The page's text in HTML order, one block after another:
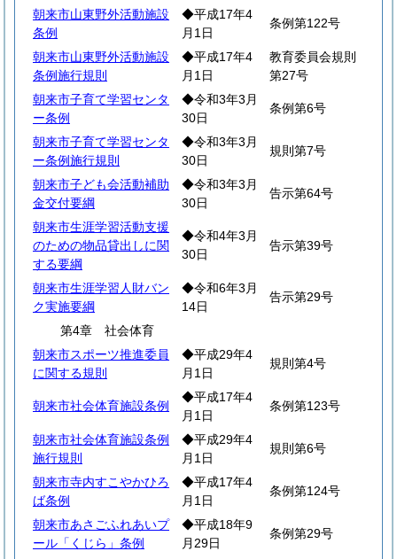
朝来市山東野外活動施設
条例
◆平成17年4
月1日
条例第122号
朝来市山東野外活動施設
条例施行規則
◆平成17年4
月1日
教育委員会規則
第27号
朝来市子育て学習センタ
ー条例
◆令和3年3月
30日
条例第6号
朝来市子育て学習センタ
ー条例施行規則
◆令和3年3月
30日
規則第7号
朝来市子ども会活動補助
金交付要綱
◆令和3年3月
30日
告示第64号
朝来市生涯学習活動支援
のための物品貸出しに関
する要綱
◆令和4年3月
30日
告示第39号
朝来市生涯学習人財バン
ク実施要綱
◆令和6年3月
14日
告示第29号
第4章 社会体育
朝来市スポーツ推進委員
に関する規則
◆平成29年4
月1日
規則第4号
朝来市社会体育施設条例
◆平成17年4
月1日
条例第123号
朝来市社会体育施設条例
施行規則
◆平成29年4
月1日
規則第6号
朝来市寺内すこやかひろ
ば条例
◆平成17年4
月1日
条例第124号
朝来市あさごふれあいプ
ール「くじら」条例
◆平成18年9
月29日
条例第29号